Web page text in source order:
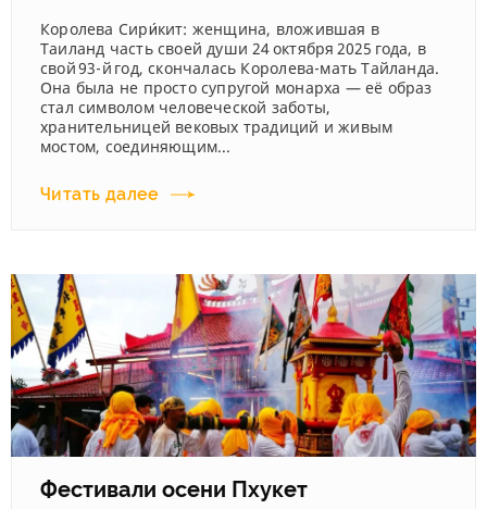
Королева Сири́кит: женщина, вложившая в
Таиланд часть своей души 24 октября 2025 года, в
свой 93‑й год, скончалась Королева‑мать Тайланда.
Она была не просто супругой монарха — её образ
стал символом человеческой заботы,
хранительницей вековых традиций и живым
мостом, соединяющим...
Читать далее
Фестивали осени Пхукет